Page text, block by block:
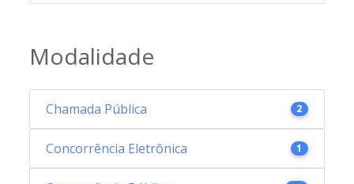
Modalidade
Chamada Pública 2
Concorrência Eletrônica 1